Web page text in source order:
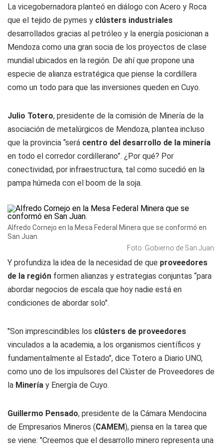
La vicegobernadora planteó en diálogo con Acero y Roca
que el tejido de pymes y clústers industriales
desarrollados gracias al petróleo y la energía posicionan a
Mendoza como una gran socia de los proyectos de clase
mundial ubicados en la región. De ahí que propone una
especie de alianza estratégica que piense la cordillera
como un todo para que las inversiones queden en Cuyo.
Julio Totero, presidente de la comisión de Minería de la
asociación de metalúrgicos de Mendoza, plantea incluso
que la provincia “será centro del desarrollo de la minería
en todo el corredor cordillerano”. ¿Por qué? Por
conectividad, por infraestructura, tal como sucedió en la
pampa húmeda con el boom de la soja.
Alfredo Cornejo en la Mesa Federal Minera que se conformó en
San Juan.
Foto: Gobierno de San Juan.
Y profundiza la idea de la necesidad de que proveedores
de la región formen alianzas y estrategias conjuntas “para
abordar negocios de escala que hoy nadie está en
condiciones de abordar solo".
"Son imprescindibles los clústers de proveedores
vinculados a la academia, a los organismos científicos y
fundamentalmente al Estado", dice Totero a Diario UNO,
como uno de los impulsores del Clúster de Proveedores de
la Minería y Energía de Cuyo.
Guillermo Pensado, presidente de la Cámara Mendocina
de Empresarios Mineros (CAMEM), piensa en la tarea que
se viene: "Creemos que el desarrollo minero representa una